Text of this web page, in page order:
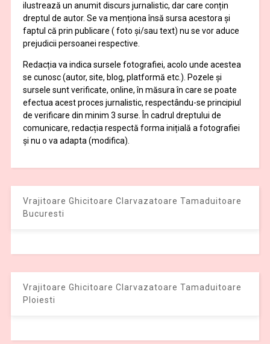
ilustrează un anumit discurs jurnalistic, dar care conțin
dreptul de autor. Se va menționa însă sursa acestora și
faptul că prin publicare ( foto și/sau text) nu se vor aduce
prejudicii persoanei respective.
Redacția va indica sursele fotografiei, acolo unde acestea
se cunosc (autor, site, blog, platformă etc.). Pozele și
sursele sunt verificate, online, în măsura în care se poate
efectua acest proces jurnalistic, respectându-se principiul
de verificare din minim 3 surse. În cadrul dreptului de
comunicare, redacția respectă forma inițială a fotografiei
și nu o va adapta (modifica).
Vrajitoare Ghicitoare Clarvazatoare Tamaduitoare
Bucuresti
Vrajitoare Ghicitoare Clarvazatoare Tamaduitoare
Ploiesti